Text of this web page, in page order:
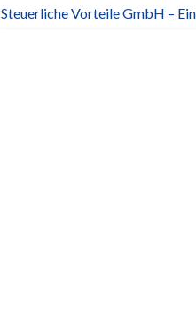
Steuerliche Vorteile GmbH –